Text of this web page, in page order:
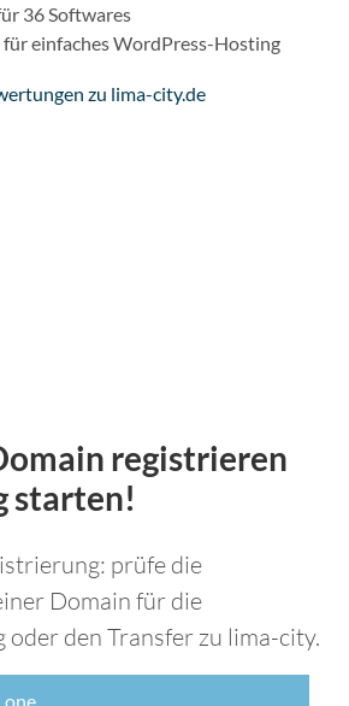
36 Softwares
einfaches WordPress-Hosting
registrieren
starten!
prüfe die
Domain für die
den Transfer zu lima-city.